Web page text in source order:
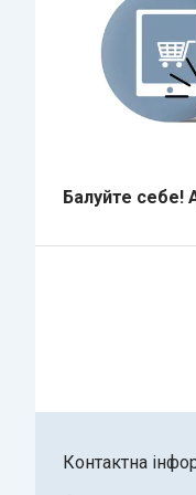
Балуйте себе!